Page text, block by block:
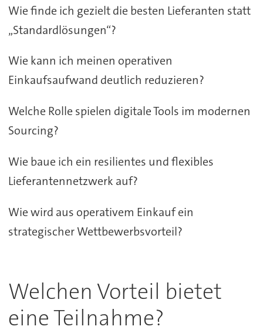
Wie finde ich gezielt die besten Lieferanten statt
„Standardlösungen“?
Wie kann ich meinen operativen
Einkaufsaufwand deutlich reduzieren?
Welche Rolle spielen digitale Tools im modernen
Sourcing?
Wie baue ich ein resilientes und flexibles
Lieferantennetzwerk auf?
Wie wird aus operativem Einkauf ein
strategischer Wettbewerbsvorteil?
Welchen Vorteil bietet
eine Teilnahme?